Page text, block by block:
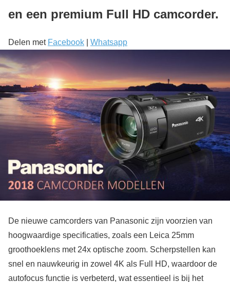
en een premium Full HD camcorder.
Delen met Facebook Whatsapp
De nieuwe camcorders van Panasonic zijn voorzien van
hoogwaardige specificaties, zoals een Leica 25mm
groothoeklens met 24x optische zoom. Scherpstellen kan
snel en nauwkeurig in zowel 4K als Full HD, waardoor de
autofocus functie is verbeterd, wat essentieel is bij het